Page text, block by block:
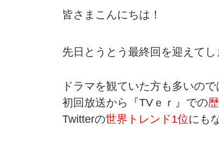
皆さまこんにちは！
先日とうとう最終回を迎えてし
ドラマを観ていた方も多いの
初回放送から『TVｅｒ』での
Twitterの世界トレンド1位にも